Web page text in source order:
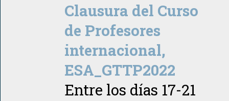
Clausura del Curso
de Profesores
internacional,
ESA_GTTP2022
Entre los días 17-21